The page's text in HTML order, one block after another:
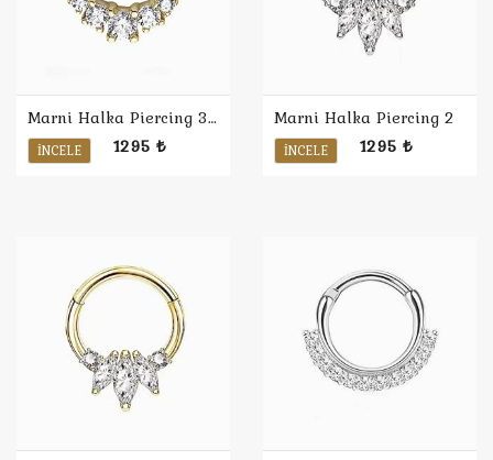
Marni Halka Piercing 3 / Sarı
İNCELE 1295 ₺
Marni Halka Piercing 2
İNCELE 1295 ₺